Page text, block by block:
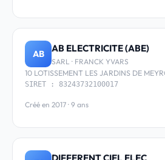
AB AB ELECTRICITE (ABE)
SARL · FRANCK YVARS
10 LOTISSEMENT LES JARDINS DE
SIRET : 83243732100017
Créé en 2017 · 9 ans
DIFFERENT CIEL ELEC